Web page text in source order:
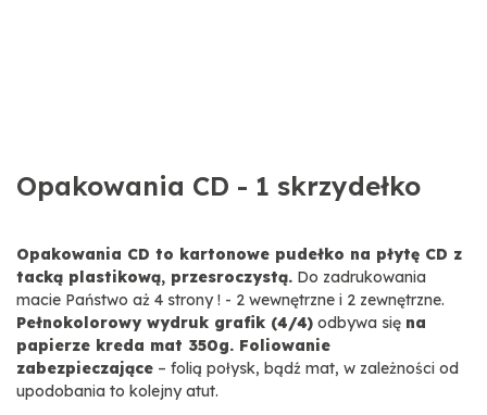
Opakowania CD - 1 skrzydełko
Opakowania CD to kartonowe pudełko na płytę CD z
tacką plastikową, przesroczystą. Do zadrukowania
macie Państwo aż 4 strony ! - 2 wewnętrzne i 2 zewnętrzne.
Pełnokolorowy wydruk grafik (4/4) odbywa się na
papierze kreda mat 350g. Foliowanie
zabezpieczające – folią połysk, bądź mat, w zależności od
upodobania to kolejny atut.